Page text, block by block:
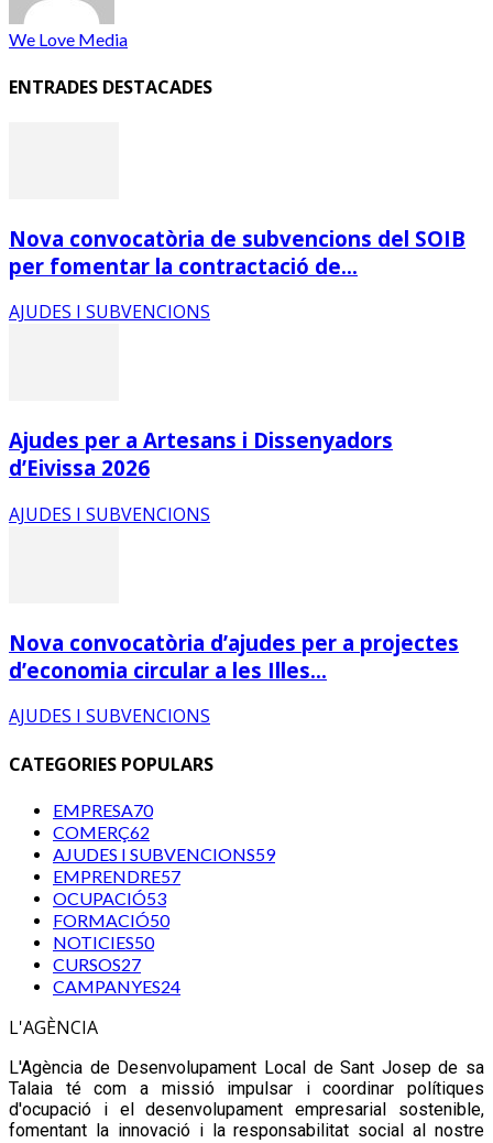
We Love Media
ENTRADES DESTACADES
Nova convocatòria de subvencions del SOIB
per fomentar la contractació de...
AJUDES I SUBVENCIONS
Ajudes per a Artesans i Dissenyadors
d’Eivissa 2026
AJUDES I SUBVENCIONS
Nova convocatòria d’ajudes per a projectes
d’economia circular a les Illes...
AJUDES I SUBVENCIONS
CATEGORIES POPULARS
EMPRESA70
COMERÇ62
AJUDES I SUBVENCIONS59
EMPRENDRE57
OCUPACIÓ53
FORMACIÓ50
NOTICIES50
CURSOS27
CAMPANYES24
L'AGÈNCIA
L'Agència de Desenvolupament Local de Sant Josep de sa
Talaia té com a missió impulsar i coordinar polítiques
d'ocupació i el desenvolupament empresarial sostenible,
fomentant la innovació i la responsabilitat social al nostre